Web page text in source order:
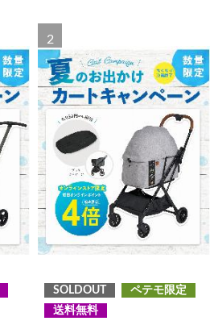
2
SOLDOUT
ペテモ限定
送料無料